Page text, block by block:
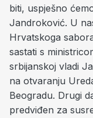
biti, uspješno
Jandroković. U
Hrvatskoga
sastati s
srbijanskoj vladi
na otvaranju
Beogradu. Drugi
predviđen za